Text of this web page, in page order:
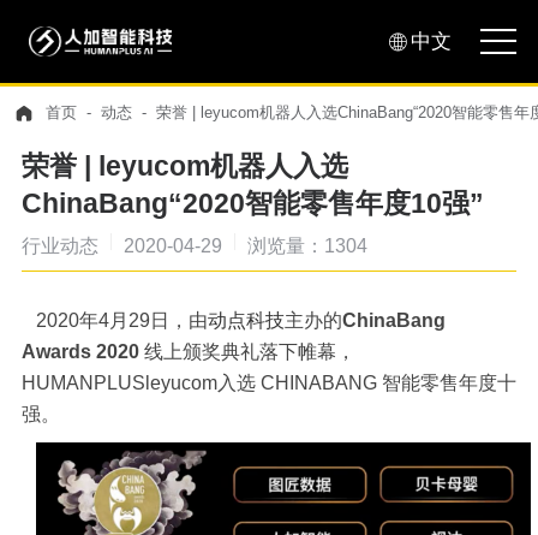
中文
首页 动态 荣誉 | leyucom机器人入选ChinaBang“2020智能零售年
荣誉 | leyucom机器人入选
ChinaBang“2020智能零售年度10强”
行业动态 2020-04-29 浏览量：1304
2020年4月29日，由动点科技主办的ChinaBang
Awards 2020 线上颁奖典礼落下帷幕，
HUMANPLUSleyucom入选 CHINABANG 智能零售年度十
强。